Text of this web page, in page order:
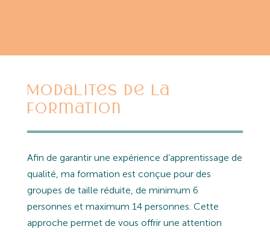
Modalités de la
formation
Afin de garantir une expérience d’apprentissage de
qualité, ma formation est conçue pour des
groupes de taille réduite, de minimum 6
personnes et maximum 14 personnes. Cette
approche permet de vous offrir une attention